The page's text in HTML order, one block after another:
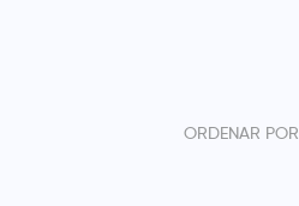
ORDENAR POR